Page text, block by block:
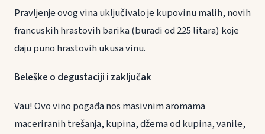
Pravljenje ovog vina uključivalo je kupovinu malih, novih
francuskih hrastovih barika (buradi od 225 litara) koje
daju puno hrastovih ukusa vinu.
Beleške o degustaciji i zaključak
Vau! Ovo vino pogađa nos masivnim aromama
maceriranih trešanja, kupina, džema od kupina, vanile,